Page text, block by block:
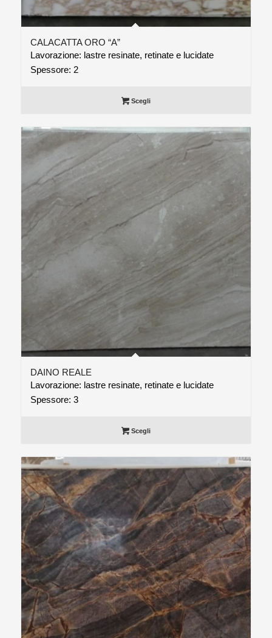
CALACATTA ORO “A”
Lavorazione: lastre resinate, retinate e lucidate
Spessore: 2
Scegli
DAINO REALE
Lavorazione: lastre resinate, retinate e lucidate
Spessore: 3
Scegli